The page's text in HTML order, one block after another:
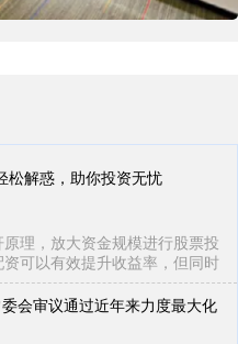
松解惑，助你投资无忧
理，放大资金规模进行股票投
可以有效提升收益率，但同时
会审议通过近年来力度最大化